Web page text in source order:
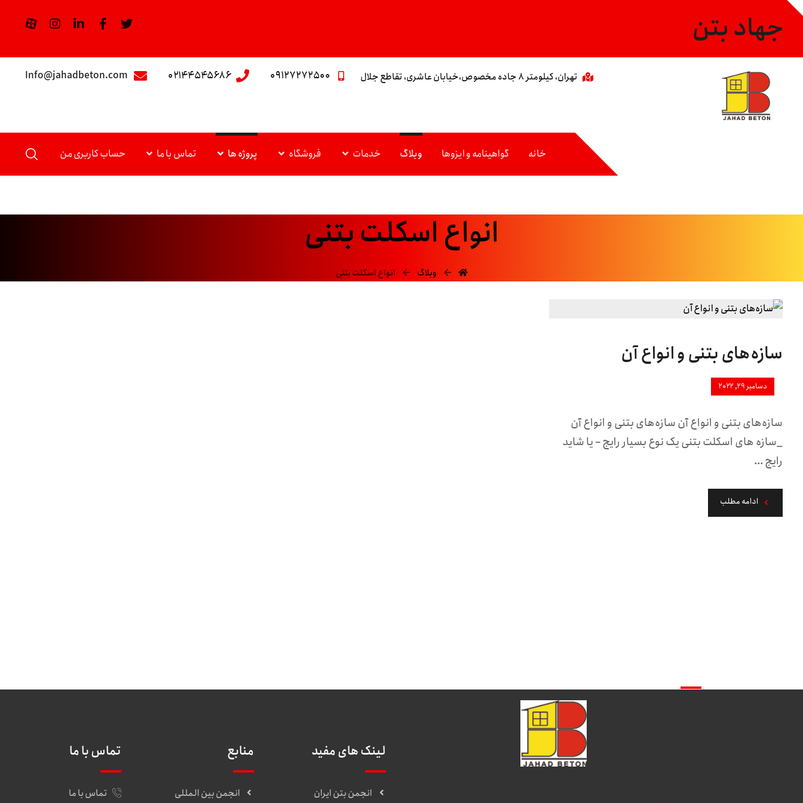
جهاد بتن
Info@jahadbeton.com ۰۲۱۴۴۵۴۵۶۸۶ ۰۹۱۲۷۲۷۲۵۰۰ تهران، کیلومتر ۸ جاده مخصوص،خیابان عاشری، تقاطع جلال
خانه گواهینامه و ایزوها وبلاگ خدمات فروشگاه پروژه ها تماس با ما حساب کاربری من
انواع اسکلت بتنی
وبلاگ انواع اسکلت بتنی
سازه‌های بتنی و انواع آن
دسامبر ۲۹, ۲۰۲۲
سازه‌های بتنی و انواع آن سازه‌های بتنی و انواع آن
_سازه های اسکلت بتنی یک نوع بسیار رایج – یا شاید
رایج ...
ادامه مطلب
لینک های مفید
انجمن بتن ایران
منابع
انجمن بین المللی
تماس با ما
تماس با ما